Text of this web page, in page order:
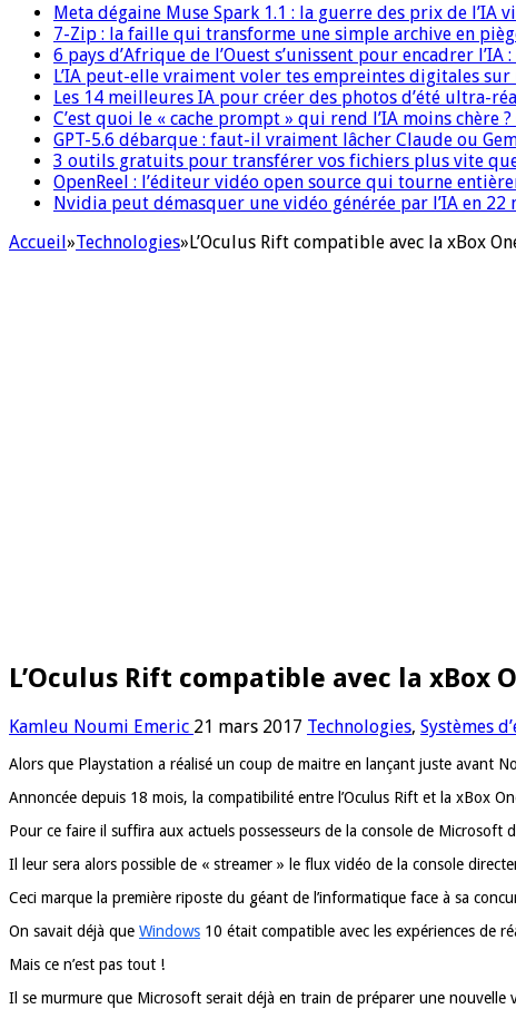
Meta dégaine Muse Spark 1.1 : la guerre des prix de l’IA
7-Zip : la faille qui transforme une simple archive en
6 pays d’Afrique de l’Ouest s’unissent pour encadrer l’IA
L’IA peut-elle vraiment voler tes empreintes digitales sur
Les 14 meilleures IA pour créer des photos d’été ultra-
C’est quoi le « cache prompt » qui rend l’IA moins chère
GPT-5.6 débarque : faut-il vraiment lâcher Claude ou
3 outils gratuits pour transférer vos fichiers plus vite
OpenReel : l’éditeur vidéo open source qui tourne
Nvidia peut démasquer une vidéo générée par l’IA en
Accueil»Technologies»L’Oculus Rift compatible avec la xBox
L’Oculus Rift compatible avec la xBox
Kamleu Noumi Emeric 21 mars 2017 Technologies, Systèmes
Alors que Playstation a réalisé un coup de maitre en lançant juste avant
Annoncée depuis 18 mois, la compatibilité entre l’Oculus Rift et la xBox
Pour ce faire il suffira aux actuels possesseurs de la console de Microsoft
Il leur sera alors possible de « streamer » le flux vidéo de la console
Ceci marque la première riposte du géant de l’informatique face à sa
On savait déjà que Windows 10 était compatible avec les expériences de
Mais ce n’est pas tout !
Il se murmure que Microsoft serait déjà en train de préparer une nouvelle